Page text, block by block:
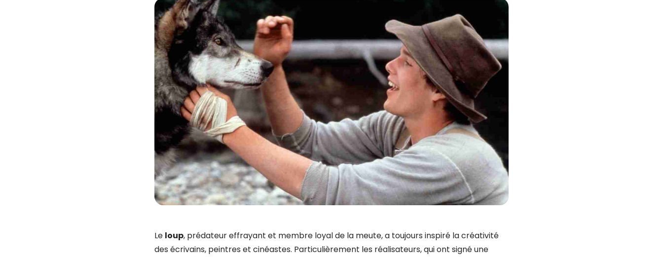
Le loup, prédateur effrayant et membre loyal de la meute, a toujours inspiré la créativité
des écrivains, peintres et cinéastes. Particulièrement les réalisateurs, qui ont signé une